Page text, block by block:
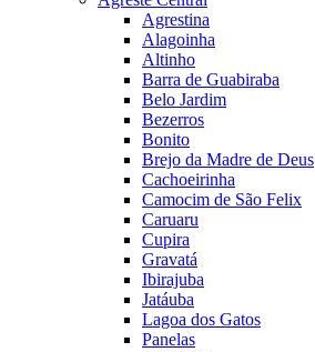
Agrestina
Alagoinha
Altinho
Barra de Guabiraba
Belo Jardim
Bezerros
Bonito
Brejo da Madre de Deus
Cachoeirinha
Camocim de São Felix
Caruaru
Cupira
Gravatá
Ibirajuba
Jatáuba
Lagoa dos Gatos
Panelas